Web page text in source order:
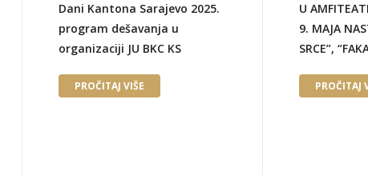
Dani Kantona Sarajevo 2025.
program dešavanja u
organizaciji JU BKC KS
PROČITAJ VIŠE
U
9. MAJA
SRCE”,
PROČITAJ